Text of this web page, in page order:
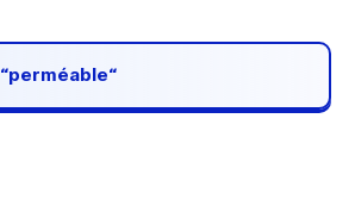
“perméable“